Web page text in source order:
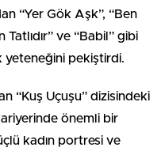
“Yer Gök Aşk”, “Ben
ve “Babil” gibi
yeteneğini pekiştirdi.
“Kuş Uçuşu” dizisindeki
önemli bir
kadın portresi ve